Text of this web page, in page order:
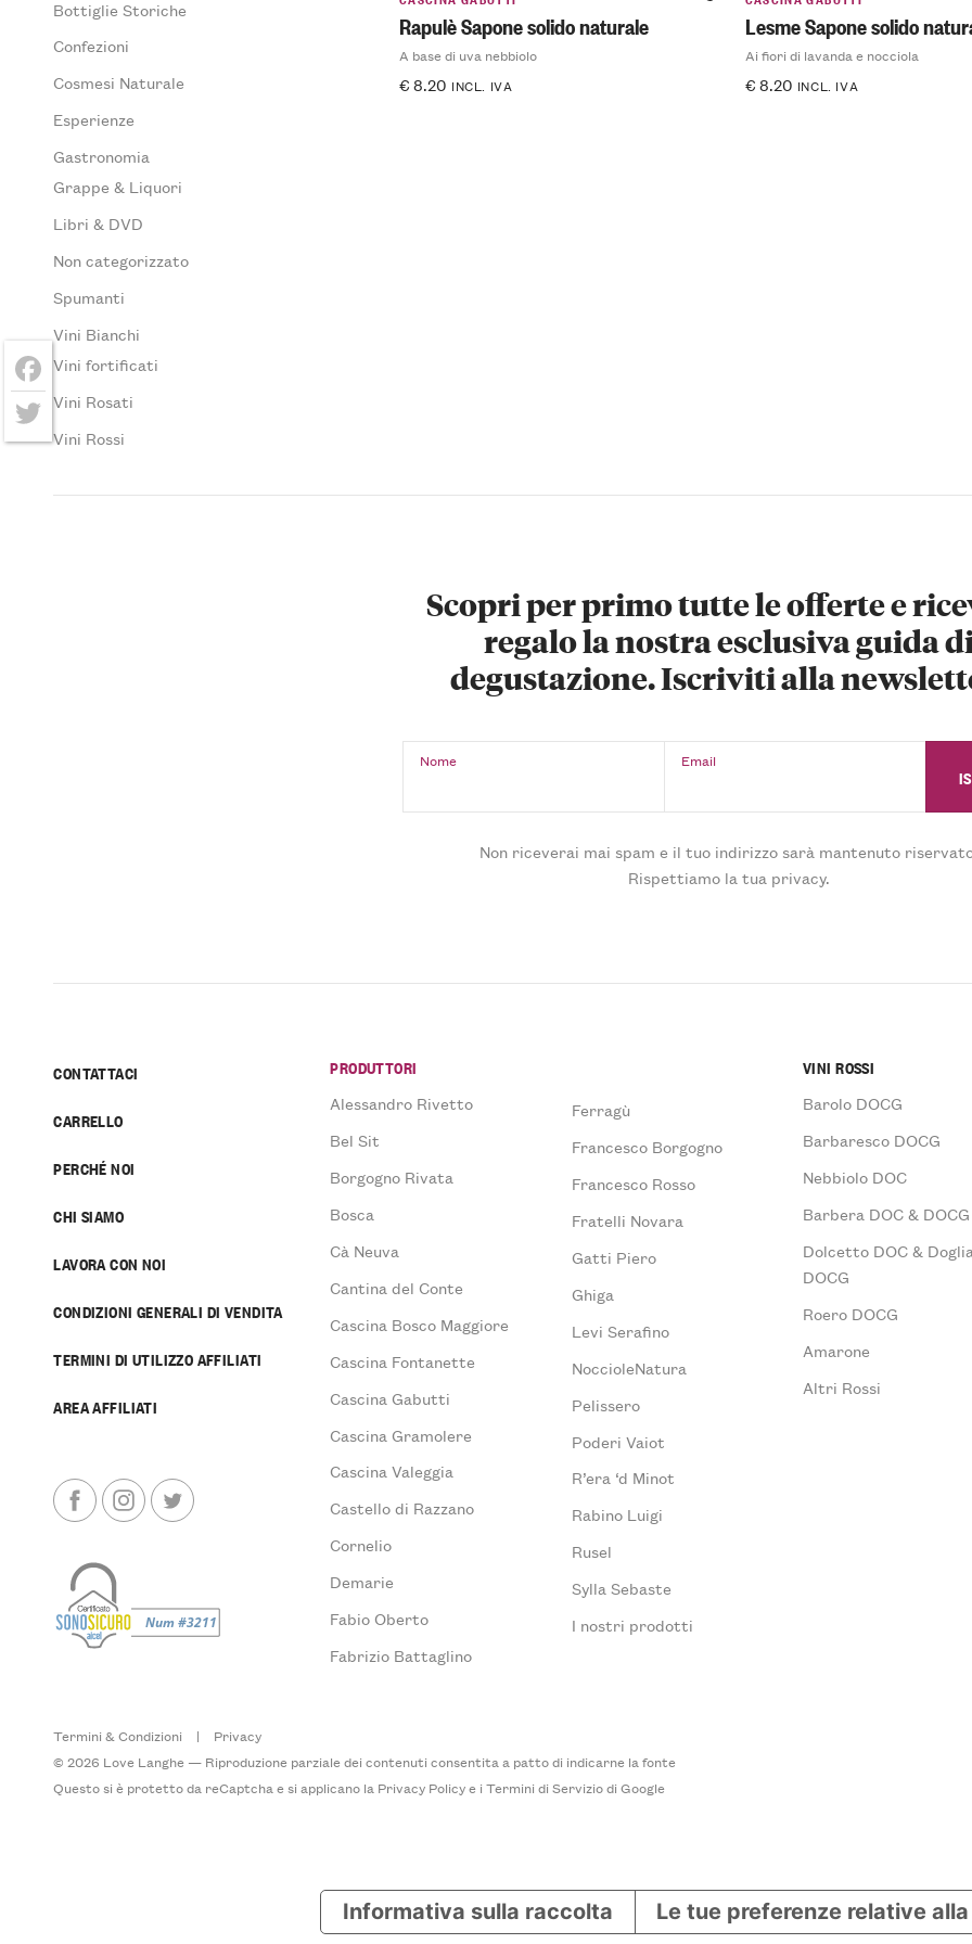
Bottiglie Storiche
Confezioni
Cosmesi Naturale
Esperienze
Gastronomia
Grappe & Liquori
Libri & DVD
Non categorizzato
Spumanti
Vini Bianchi
Vini fortificati
Vini Rosati
Vini Rossi
Rapulè Sapone solido naturale
A base di uva nebbiolo
€8.20 INCL. IVA
Lesme Sapone solido
Ai fiori di lavanda e nocciola
€8.20 INCL. IVA
Scopri per primo tutte le offerte e
regalo la nostra esclusiva guida
degustazione. Iscriviti alla
Nome Email
Non riceverai mai spam e il tuo indirizzo sarà mantenuto
Rispettiamo la tua privacy.
CONTATTACI
CARRELLO
PERCHÉ NOI
CHI SIAMO
LAVORA CON NOI
CONDIZIONI GENERALI DI VENDITA
TERMINI DI UTILIZZO AFFILIATI
AREA AFFILIATI
PRODUTTORI
Alessandro Rivetto
Bel Sit
Borgogno Rivata
Bosca
Cà Neuva
Cantina del Conte
Cascina Bosco Maggiore
Cascina Fontanette
Cascina Gabutti
Cascina Gramolere
Cascina Valeggia
Castello di Razzano
Cornelio
Demarie
Fabio Oberto
Fabrizio Battaglino
Ferragù
Francesco Borgogno
Francesco Rosso
Fratelli Novara
Gatti Piero
Ghiga
Levi Serafino
NoccioleNatura
Pelissero
Poderi Vaiot
R’era ‘d Minot
Rabino Luigi
Rusel
Sylla Sebaste
I nostri prodotti
VINI ROSSI
Barolo DOCG
Barbaresco DOCG
Nebbiolo DOC
Barbera DOC & DOCG
Dolcetto DOC &
DOCG
Roero DOCG
Amarone
Altri Rossi
Termini & Condizioni |
Privacy
© 2026 Love Langhe — Riproduzione parziale dei contenuti consentita a patto di indicarne la fonte
Questo si è protetto da reCaptcha e si applicano la Privacy Policye iTermini di Serviziodi Google
Facebook
Twitter
Informativa sulla raccolta Le tue preferenze relative